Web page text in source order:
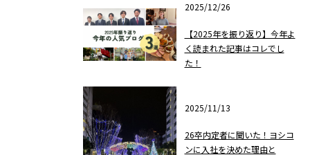
2025/12/26
【2025年を振り返り】今年よ
く読まれた記事はコレでし
た！
2025/11/13
26卒内定者に聞いた！ヨシコ
ンに入社を決めた理由と